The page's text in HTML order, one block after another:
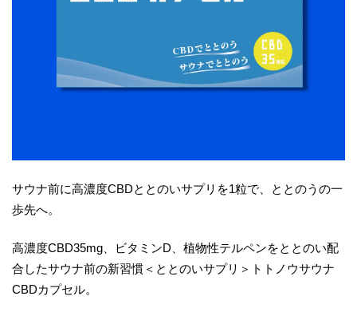
サウナ前に高濃度CBDととのいサプリを1粒で、ととのうの一
歩先へ。
高濃度CBD35mg、ビタミンD、植物性テルペンをととのい配
合したサウナ前の新習慣＜ととのいサプリ＞トトノウサウナ
CBDカプセル。